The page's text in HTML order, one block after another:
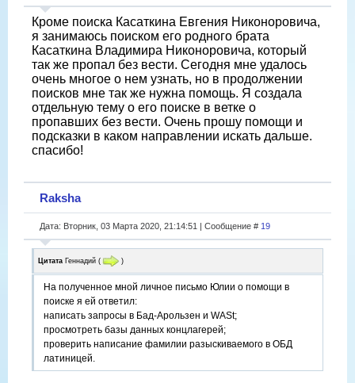
Кроме поиска Касаткина Евгения Никоноровича,
я занимаюсь поиском его родного брата
Касаткина Владимира Никоноровича, который
так же пропал без вести. Сегодня мне удалось
очень многое о нем узнать, но в продолжении
поисков мне так же нужна помощь. Я создала
отдельную тему о его поиске в ветке о
пропавших без вести. Очень прошу помощи и
подсказки в каком направлении искать дальше.
спасибо!
Raksha
Дата: Вторник, 03 Марта 2020, 21:14:51 | Сообщение # 19
Цитата Геннадий ( )
На полученное мной личное письмо Юлии о помощи в
поиске я ей ответил:
написать запросы в Бад-Арользен и WASt;
просмотреть базы данных концлагерей;
проверить написание фамилии разыскиваемого в ОБД
латиницей.